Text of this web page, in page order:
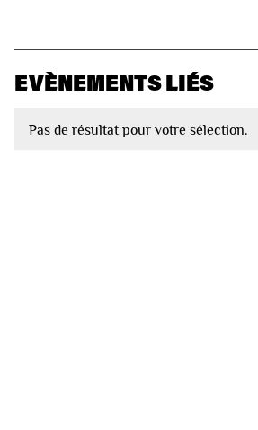
EVÈNEMENTS LIÉS
Pas de résultat pour votre sélection.